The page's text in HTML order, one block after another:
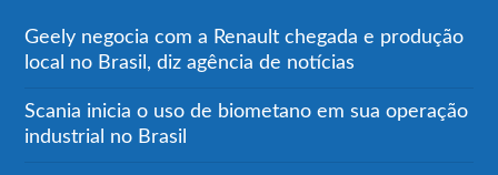
Geely negocia com a Renault chegada e produção
local no Brasil, diz agência de notícias
Scania inicia o uso de biometano em sua operação
industrial no Brasil